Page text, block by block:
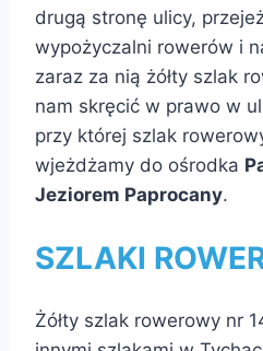
drugą stronę ulicy,
wypożyczalni rowerów i
zaraz za nią żółty szlak
nam skręcić w prawo w
przy której szlak
wjeżdżamy do ośrodka
Jeziorem Paprocany.
SZLAKI
Żółty szlak rowerowy nr